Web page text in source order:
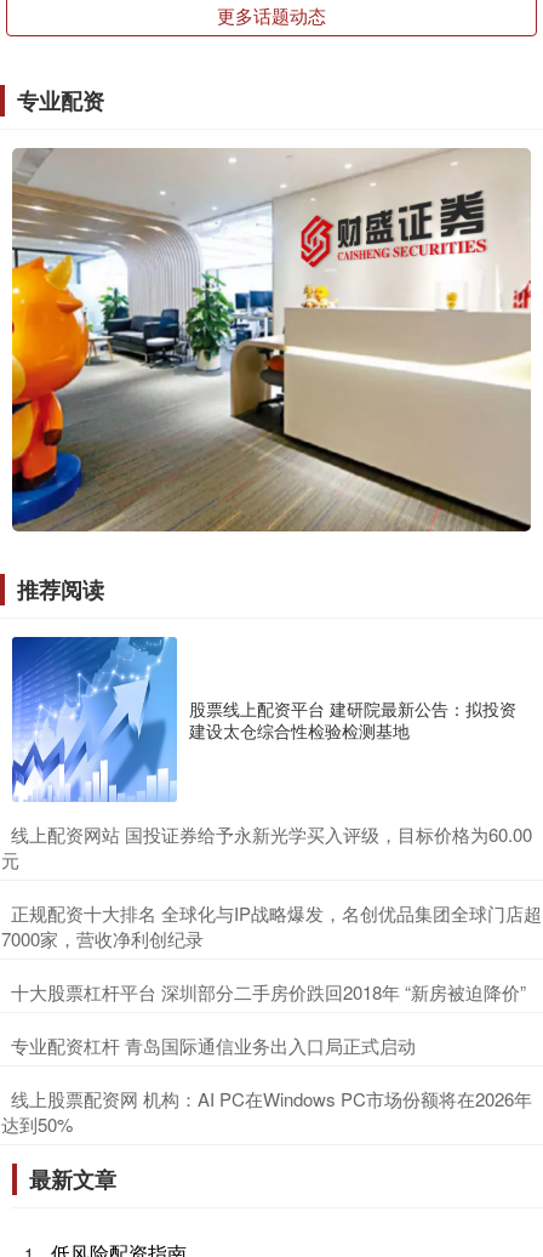
更多话题动态
专业配资
推荐阅读
股票线上配资平台 建研院最新公告：拟投资
建设太仓综合性检验检测基地
​线上配资网站 国投证券给予永新光学买入评级，目标价格为60.00
元
​正规配资十大排名 全球化与IP战略爆发，名创优品集团全球门店超
7000家，营收净利创纪录
​十大股票杠杆平台 深圳部分二手房价跌回2018年 “新房被迫降价”
​专业配资杠杆 青岛国际通信业务出入口局正式启动
​线上股票配资网 机构：AI PC在Windows PC市场份额将在2026年
达到50%
最新文章